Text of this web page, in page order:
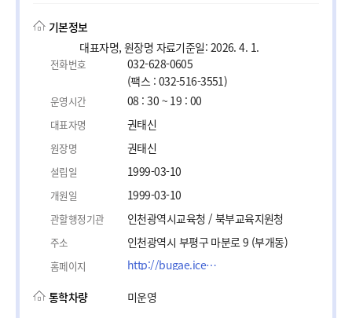
기본정보
대표자명, 원장명 자료기준일: 2026. 4. 1.
전화번호
032-628-0605
(팩스 : 032-516-3551)
운영시간 08 : 30 ~ 19 : 00
대표자명 권태신
원장명 권태신
설립일 1999-03-10
개원일 1999-03-10
관할행정기관 인천광역시교육청 / 북부교육지원청
주소 인천광역시 부평구 마분로 9 (부개동)
홈페이지 http://bugae.icees.kr
통학차량
미운영